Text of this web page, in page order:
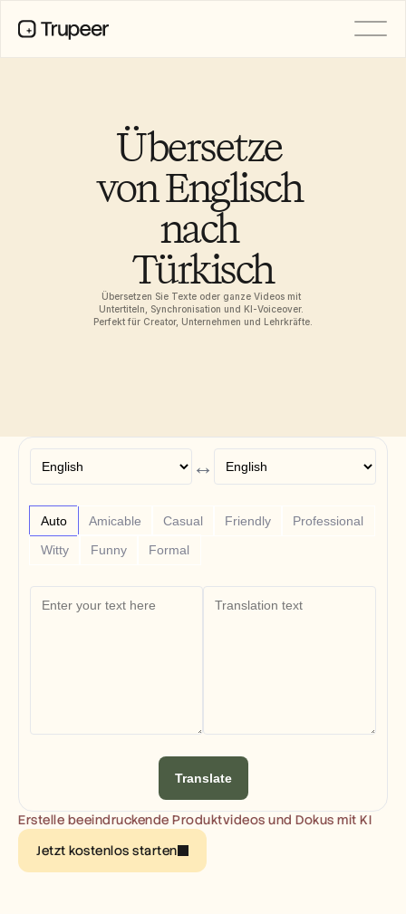
Übersetze
von Englisch
nach
Türkisch
Übersetzen Sie Texte oder ganze Videos mit
Untertiteln, Synchronisation und KI-Voiceover.
Perfekt für Creator, Unternehmen und Lehrkräfte.
Erstelle beeindruckende Produktvideos und Dokus mit KI
Jetzt kostenlos starten
↔
Auto Amicable Casual Friendly
Professional
Witty
Funny Formal
Translate
Karriere
Wissensdatenbank
KI-Champions des Wandels
Announcement
Partner Program
Vertriebsunterstützung
Vorverkauf
Produktmarketing
See more
Demo buchen